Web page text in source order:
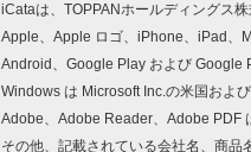
iCataは、TOPPANホールディングス株
Apple、Apple ロゴ、iPhone、iPad、
Android、Google Play および Google
Windows は Microsoft Inc.の米国およ
Adobe、Adobe Reader、Adobe PDF
その他、記載されている会社名、商品